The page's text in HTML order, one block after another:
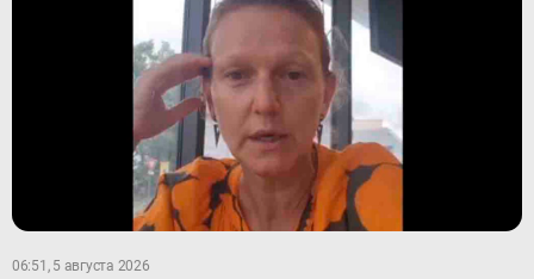
06:51, 5 августа 2026